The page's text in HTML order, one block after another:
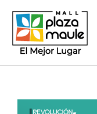
contenido